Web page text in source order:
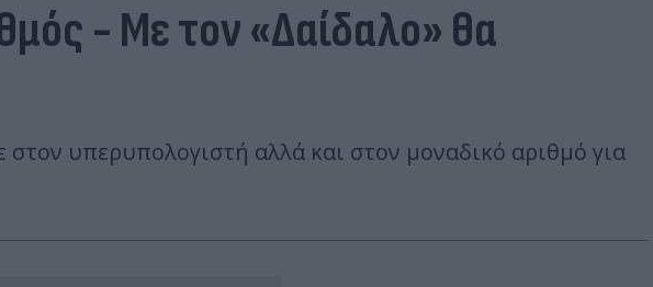
- Με τον «Δαίδαλο» θα
υπερυπολογιστή αλλά και στον μοναδικό αριθμό για